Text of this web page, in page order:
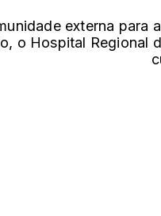
externa
o Hospital Regional